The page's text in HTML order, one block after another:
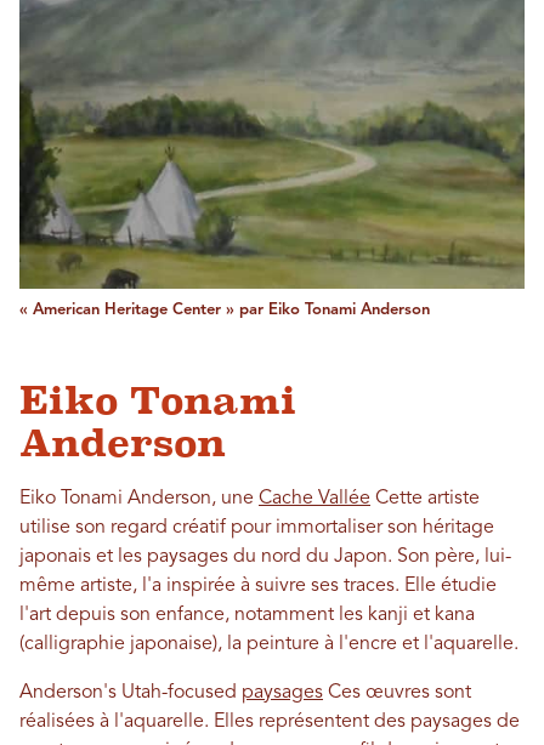
« American Heritage Center » par Eiko Tonami Anderson
Eiko Tonami
Anderson
Eiko Tonami Anderson, une Cache Vallée Cette artiste
utilise son regard créatif pour immortaliser son héritage
japonais et les paysages du nord du Japon. Son père, lui-
même artiste, l'a inspirée à suivre ses traces. Elle étudie
l'art depuis son enfance, notamment les kanji et kana
(calligraphie japonaise), la peinture à l'encre et l'aquarelle.
Anderson's Utah-focused paysages Ces œuvres sont
réalisées à l'aquarelle. Elles représentent des paysages de